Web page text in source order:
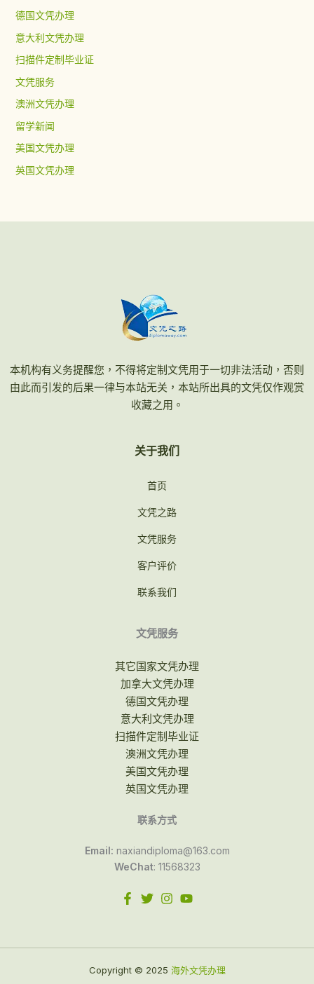
德国文凭办理
意大利文凭办理
扫描件定制毕业证
文凭服务
澳洲文凭办理
留学新闻
美国文凭办理
英国文凭办理
本机构有义务提醒您，不得将定制文凭用于一切非法活动，否则
由此而引发的后果一律与本站无关，本站所出具的文凭仅作观赏
收藏之用。
关于我们
首页
文凭之路
文凭服务
客户评价
联系我们
文凭服务
其它国家文凭办理
加拿大文凭办理
德国文凭办理
意大利文凭办理
扫描件定制毕业证
澳洲文凭办理
美国文凭办理
英国文凭办理
联系方式
Email: naxiandiploma@163.com
WeChat: 11568323
Copyright © 2025 海外文凭办理